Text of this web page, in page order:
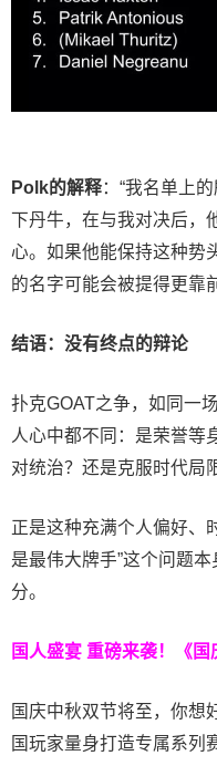
Polk的解释：“我名单上
下丹牛，在与我对决后，
心。如果他能保持这种势
的名字可能会被提得更靠
结语：没有终点的辩论
扑克GOAT之争，如同一
人心中都不同：是荣誉等
对统治？还是克服时代局
正是这种充满个人偏好、
是最伟大牌手”这个问题
分。
国人盛宴 重磅来袭！《国
国庆中秋双节将至，你想
国玩家量身打造专属系列